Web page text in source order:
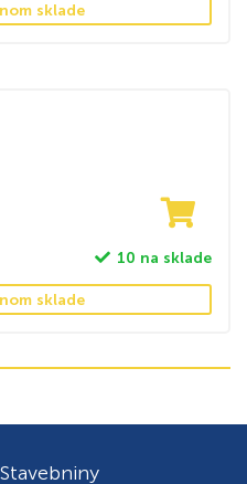
sklade
10 na sklade
sklade
Stavebniny